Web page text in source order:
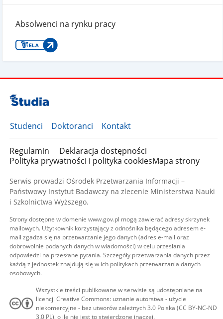
Absolwenci na rynku pracy
Studenci Doktoranci Kontakt
Regulamin
Deklaracja dostępności
Polityka prywatności i polityka cookiesMapa strony
Serwis prowadzi Ośrodek Przetwarzania Informacji –
Państwowy Instytut Badawczy na zlecenie Ministerstwa Nauki
i Szkolnictwa Wyższego.
Strony dostępne w domenie www.gov.pl mogą zawierać adresy skrzynek
mailowych. Użytkownik korzystający z odnośnika będącego adresem e-
mail zgadza się na przetwarzanie jego danych (adres e-mail oraz
dobrowolnie podanych danych w wiadomości) w celu przesłania
odpowiedzi na przesłane pytania. Szczegóły przetwarzania danych przez
każdą z jednostek znajdują się w ich politykach przetwarzania danych
osobowych.
Wszystkie treści publikowane w serwisie są udostępniane na
licencji Creative Commons: uznanie autorstwa - użycie
niekomercyjne - bez utworów zależnych 3.0 Polska (CC BY-NC-ND
3.0 PL), o ile nie jest to stwierdzone inaczej.